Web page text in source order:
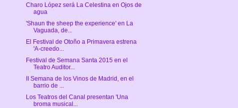
Charo López será La Celestina en Ojos de
agua
'Shaun the sheep the experience' en La
Vaguada, de...
El Festival de Otoño a Primavera estrena
'A-creedo...
Festival de Semana Santa 2015 en el
Teatro Auditor...
II Semana de los Vinos de Madrid, en el
barrio de ...
Los Teatros del Canal presentan 'Una
broma musical...